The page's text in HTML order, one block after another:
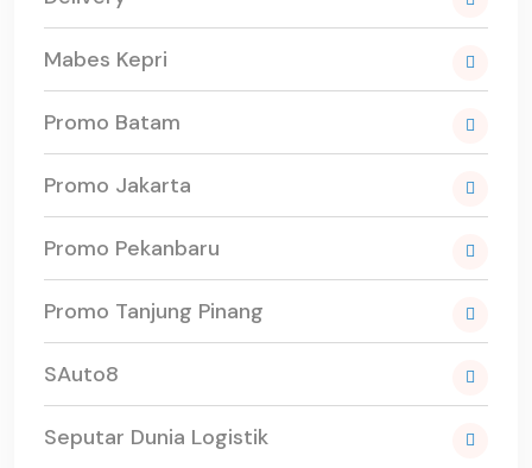
Mabes Kepri
Promo Batam
Promo Jakarta
Promo Pekanbaru
Promo Tanjung Pinang
SAuto8
Seputar Dunia Logistik